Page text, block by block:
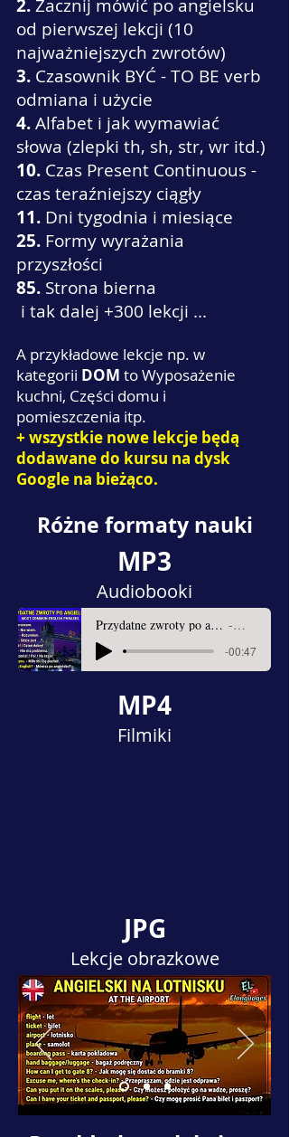
2.Zacznij mówić po angielsku
od pierwszej lekcji (10
najważniejszych zwrotów)
3. Czasownik BYĆ - TO BE verb
odmiana i użycie
4.Alfabet i jak wymawiać
słowa (zlepki th, sh, str, wr itd.)
10. Czas Present Continuous -
czas teraźniejszy ciągły
11. Dni tygodnia i miesiące
25. Formy wyrażania
przyszłości
85. Strona bierna
i tak dalej +300 lekcji ...
A przykładowe lekcje np. w
kategorii DOM to Wyposażenie
kuchni, Części domu i
pomieszczenia itp.
+ wszystkie nowe lekcje będą
dodawane do kursu na dysk
Google na bieżąco.
Różne formaty nauki
MP3
Audiobooki
Przydatne zwroty po angielsku - Most Common English Phrases Sprawdź
-00:47
MP4
Filmiki
JPG
Lekcje obrazkowe